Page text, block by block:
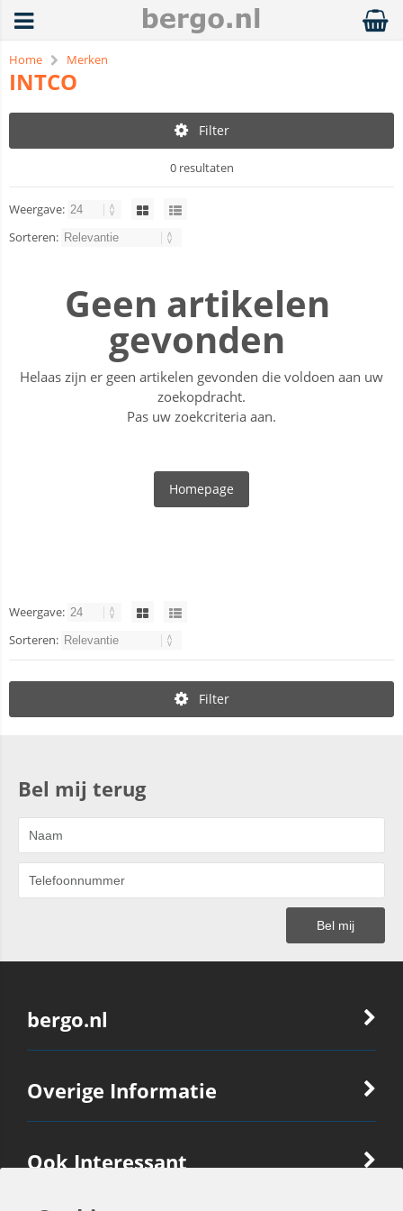
Home Merken
INTCO
Filter
0 resultaten
Weergave:
Sorteren:
Geen artikelen
gevonden
Helaas zijn er geen artikelen gevonden die voldoen aan uw
zoekopdracht.
Pas uw zoekcriteria aan.
Homepage
Weergave:
Sorteren:
Filter
Bel mij terug
bergo.nl
Overige Informatie
Ook Interessant